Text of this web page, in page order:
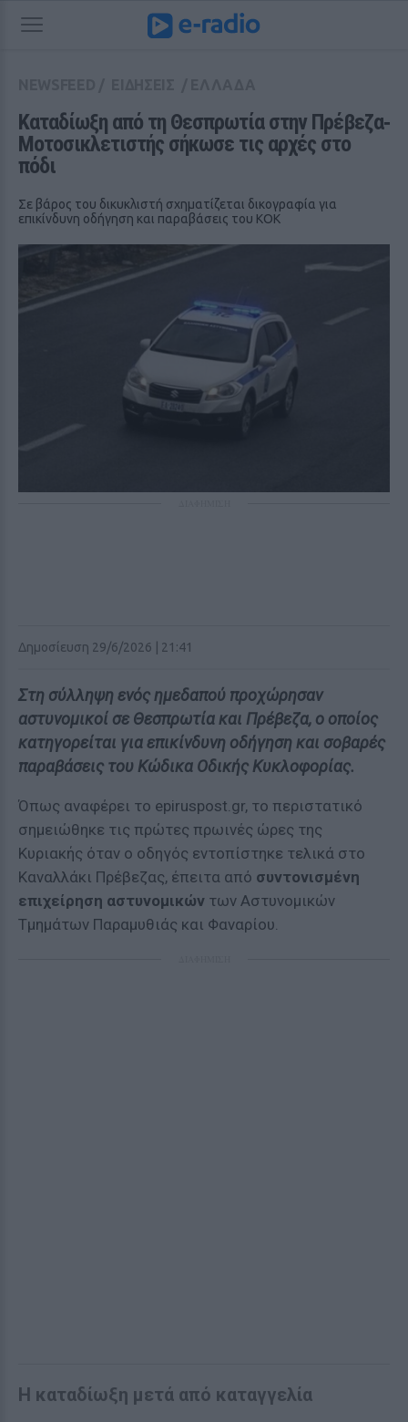
Καταδίωξη από τη Θεσπρωτία στην Πρέβεζα‑
Μοτοσικλετιστής σήκωσε τις αρχές στο
πόδι
Σε βάρος του δικυκλιστή σχηματίζεται δικογραφία για
επικίνδυνη οδήγηση και παραβάσεις του ΚΟΚ
Δημοσίευση 29/6/2026 | 21:41
Στη σύλληψη ενός ημεδαπού προχώρησαν
αστυνομικοί σε Θεσπρωτία και Πρέβεζα, ο οποίος
κατηγορείται για επικίνδυνη οδήγηση και σοβαρές
παραβάσεις του Κώδικα Οδικής Κυκλοφορίας.
Όπως αναφέρει το epiruspost.gr, το περιστατικό
σημειώθηκε τις πρώτες πρωινές ώρες της
Κυριακής όταν ο οδηγός εντοπίστηκε τελικά στο
Καναλλάκι Πρέβεζας, έπειτα από συντονισμένη
επιχείρηση αστυνομικών των Αστυνομικών
Τμημάτων Παραμυθιάς και Φαναρίου.
Η καταδίωξη μετά από καταγγελία